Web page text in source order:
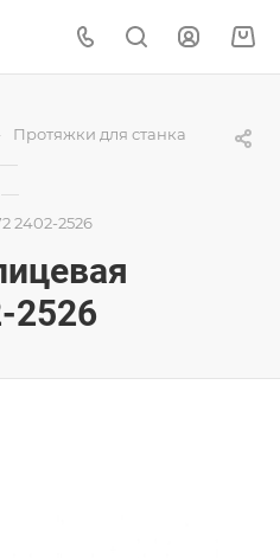
Протяжки для станка
—
—
2402-2526
2526